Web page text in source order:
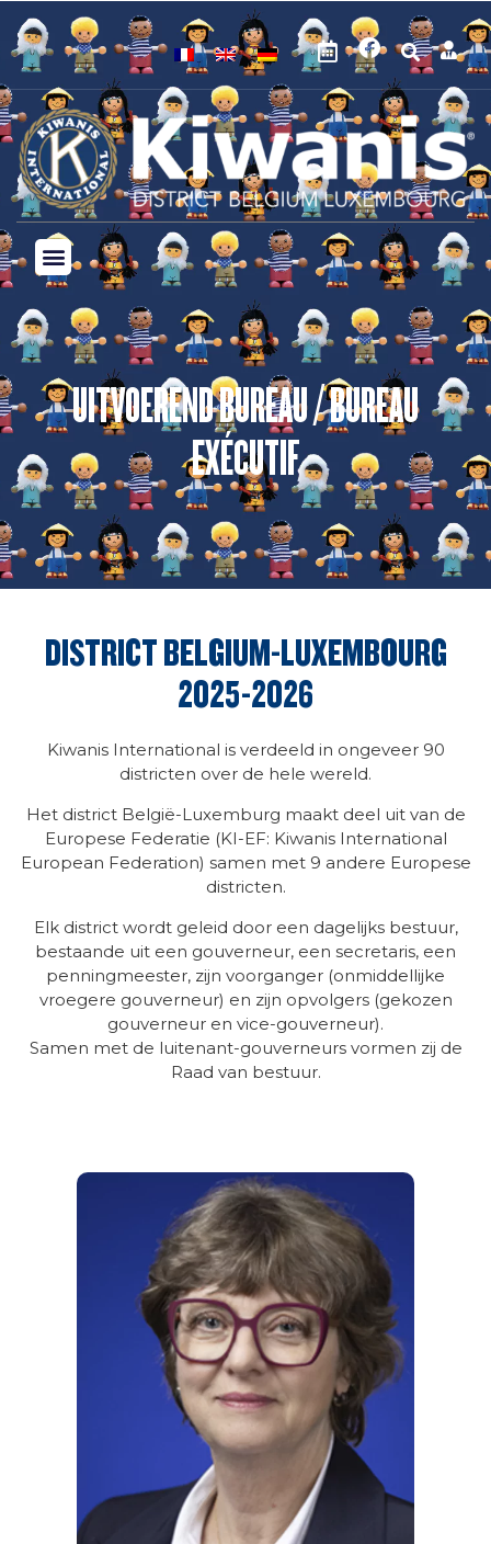
UITVOEREND BUREAU / BUREAU
EXÉCUTIF
DISTRICT BELGIUM-LUXEMBOURG
2025-2026
Kiwanis International is verdeeld in ongeveer 90
districten over de hele wereld.
Het district België-Luxemburg maakt deel uit van de
Europese Federatie (KI-EF: Kiwanis International
European Federation) samen met 9 andere Europese
districten.
Elk district wordt geleid door een dagelijks bestuur,
bestaande uit een gouverneur, een secretaris, een
penningmeester, zijn voorganger (onmiddellijke
vroegere gouverneur) en zijn opvolgers (gekozen
gouverneur en vice-gouverneur).
Samen met de luitenant-gouverneurs vormen zij de
Raad van bestuur.